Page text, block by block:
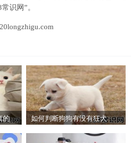
识网”。
的
如何判断狗狗有没有狂犬
狂犬病？